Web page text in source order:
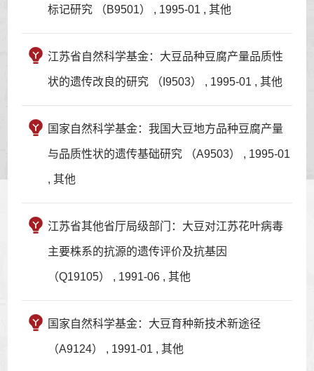
标记研究 （B9501） , 1995-01 , 其他
江苏省自然科学基金：大豆品种豆腐产量品质性
状的遗传改良的研究 （I9503） , 1995-01 , 其他
国家自然科学基金：我国大豆地方品种豆腐产量
与品质性状的遗传基础研究 （A9503） , 1995-01
, 其他
江苏省其他省厅局级部门：大豆对江苏花叶病毒
主要株系的抗源的遗传评价及抗基因
（Q19105） , 1991-06 , 其他
国家自然科学基金：大豆育种新技术新途径
（A9124） , 1991-01 , 其他